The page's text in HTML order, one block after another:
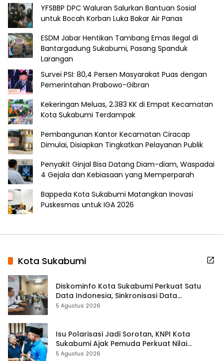
YFSBBP DPC Waluran Salurkan Bantuan Sosial
untuk Bocah Korban Luka Bakar Air Panas
ESDM Jabar Hentikan Tambang Emas Ilegal di
Bantargadung Sukabumi, Pasang Spanduk
Larangan
Survei PSI: 80,4 Persen Masyarakat Puas dengan
Pemerintahan Prabowo-Gibran
Kekeringan Meluas, 2.383 KK di Empat Kecamatan
Kota Sukabumi Terdampak
Pembangunan Kantor Kecamatan Ciracap
Dimulai, Disiapkan Tingkatkan Pelayanan Publik
Penyakit Ginjal Bisa Datang Diam-diam, Waspadai
4 Gejala dan Kebiasaan yang Memperparah
Bappeda Kota Sukabumi Matangkan Inovasi
Puskesmas untuk IGA 2026
Kota Sukabumi
Diskominfo Kota Sukabumi Perkuat Satu
Data Indonesia, Sinkronisasi Data
Kewilayahan Dikebut
5 Agustus 2026
Isu Polarisasi Jadi Sorotan, KNPI Kota
Sukabumi Ajak Pemuda Perkuat Nilai
Kebangsaan
5 Agustus 2026